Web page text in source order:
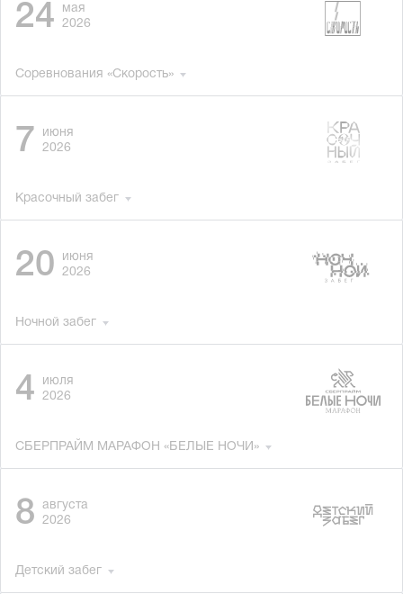
24
мая
2026
Соревнования «Скорость»
7
июня
2026
Красочный забег
20
июня
2026
Ночной забег
4
июля
2026
СБЕРПРАЙМ МАРАФОН «БЕЛЫЕ НОЧИ»
8
августа
2026
Детский забег